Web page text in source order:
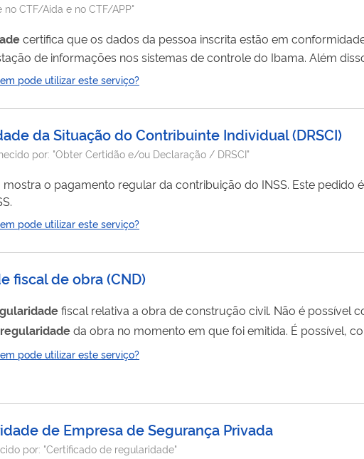
CTF/Aida e no CTF/APP"
certifica que os dados da pessoa inscrita estão em
nos sistemas de controle do Ibama. Além disso: - No caso de
do Certificado deRegularidade
pode utilizar este serviço?
da Situação do Contribuinte Individual(DRSCI)
por: "Obter Certidão e/ou Declaração / DRSCI"
pode utilizar este serviço?
fiscal de obra(CND)
fiscal relativa a obra de construção civil. Não é possível corrigir uma certidão
regularidadeda obra no momento em que foi emitida. É possível,
para emitir uma nova certidão com as
as informações do cadastro (CNO) e corrigir as informações
pode utilizar este serviço?
de Empresa de Segurança Privada
por: "Certificado de regularidade"